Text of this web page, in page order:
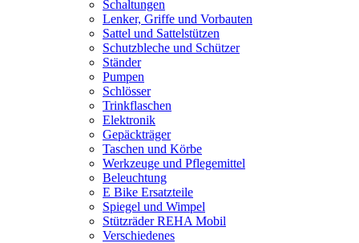
Schaltungen
Lenker, Griffe und Vorbauten
Sattel und Sattelstützen
Schutzbleche und Schützer
Ständer
Pumpen
Schlösser
Trinkflaschen
Elektronik
Gepäckträger
Taschen und Körbe
Werkzeuge und Pflegemittel
Beleuchtung
E Bike Ersatzteile
Spiegel und Wimpel
Stützräder REHA Mobil
Verschiedenes